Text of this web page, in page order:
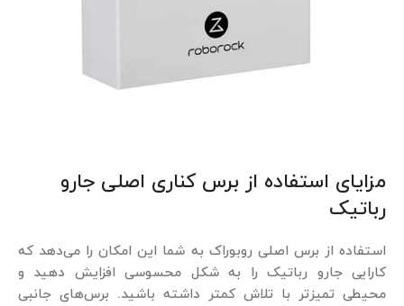
مزایای استفاده از برس کناری اصلی جارو
رباتیک
استفاده از برس اصلی روبوراک به شما این امکان را می‌دهد که
کارایی جارو رباتیک را به شکل محسوسی افزایش دهید و
محیطی تمیزتر با تلاش کمتر داشته باشید. برس‌های جانبی